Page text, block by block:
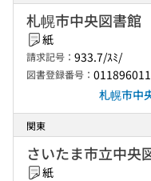
札幌市中央図書館
紙
請求記号： 933.7/ｽﾐ/
図書登録番号：
札幌市中
関東
さいたま市立中央
紙